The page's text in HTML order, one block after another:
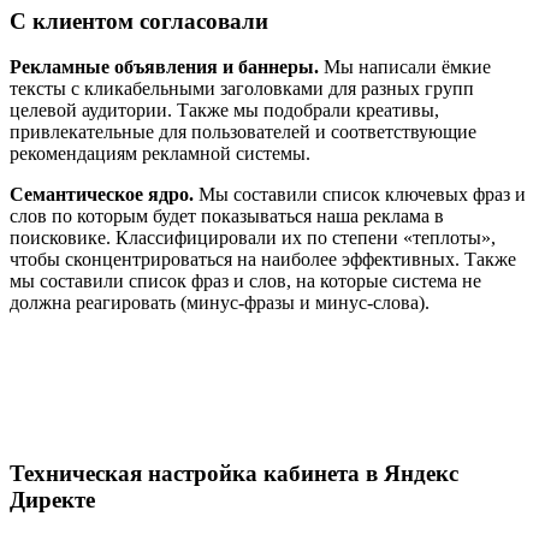
С клиентом согласовали
Рекламные объявления и баннеры. Мы написали ёмкие
тексты с кликабельными заголовками для разных групп
целевой аудитории. Также мы подобрали креативы,
привлекательные для пользователей и соответствующие
рекомендациям рекламной системы.
Семантическое ядро. Мы составили список ключевых фраз и
слов по которым будет показываться наша реклама в
поисковике. Классифицировали их по степени «теплоты»,
чтобы сконцентрироваться на наиболее эффективных. Также
мы составили список фраз и слов, на которые система не
должна реагировать (минус-фразы и минус-слова).
Техническая настройка кабинета в Яндекс
Директе